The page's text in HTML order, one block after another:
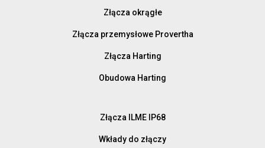
Złącza okrągłe
Złącza przemysłowe Provertha
Złącza Harting
Obudowa Harting
Złącza ILME IP68
Wkłady do złączy